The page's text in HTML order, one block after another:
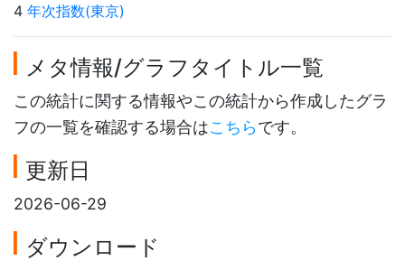
4 年次指数(東京)
メタ情報/グラフタイトル一覧
この統計に関する情報やこの統計から作成したグラ
フの一覧を確認する場合はこちらです。
更新日
2026-06-29
ダウンロード